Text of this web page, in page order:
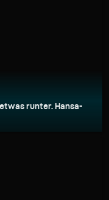
runter. Hansa-